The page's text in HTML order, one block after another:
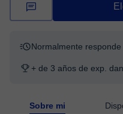
Normalmente
+ de 3 años de exp.
Sobre mi